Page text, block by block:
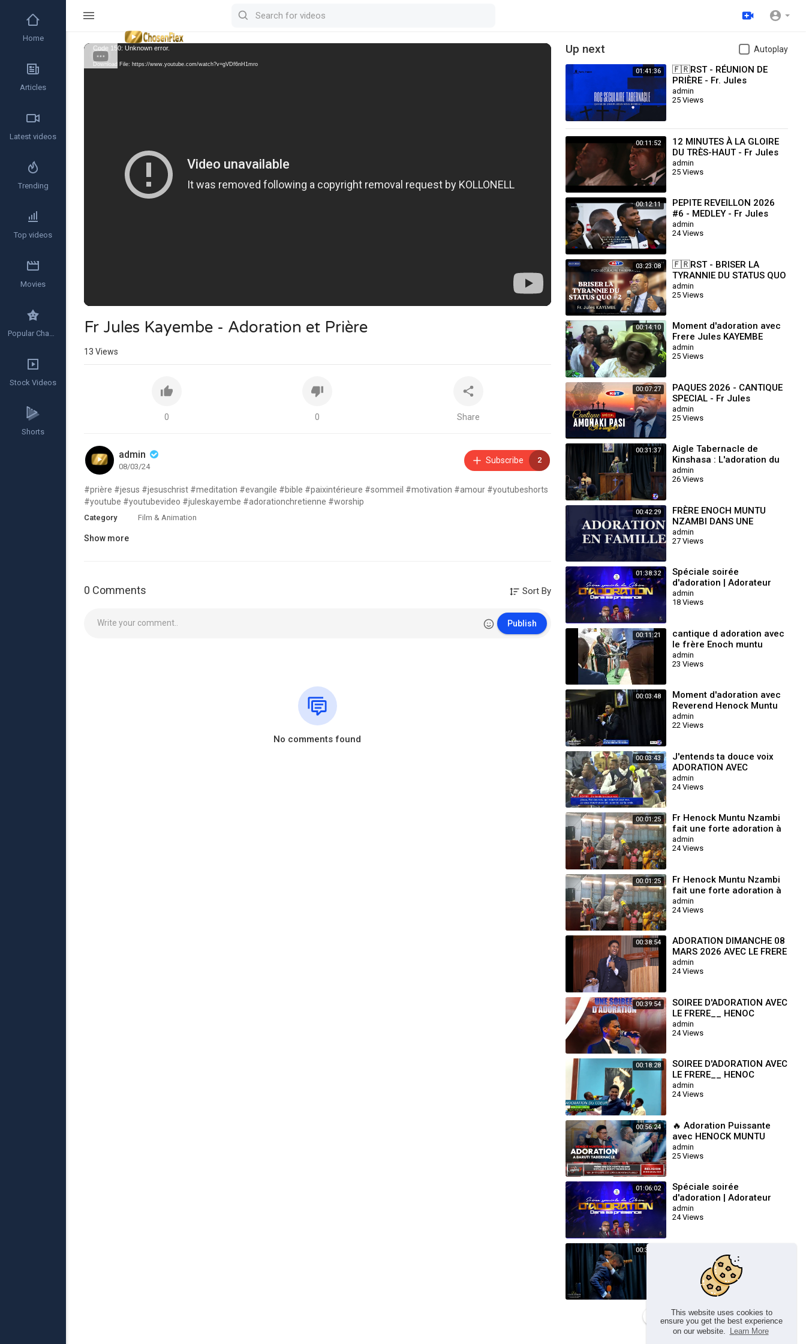
This website uses cookies to
ensure you get the best experience
on our website.
Learn More
Video
Player
Code 150: Unknown error.
Download File: https://www.youtube.com/watch?v=gVDf6nH1mro
Fr Jules Kayembe - Adoration et Prière
13 Views
0 0 Share
admin
08/03/24
Subscribe 2
#prière #jesus #jesuschrist #meditation #evangile #bible #paixintérieure #sommeil #motivation #amour #youtubeshorts
#youtube #youtubevideo #juleskayembe #adorationchretienne #worship
Category Film & Animation
Show more
0 Comments Sort By
Publish
No comments found
Up next Autoplay
01:41:36
🇫🇷RST - RÉUNION DE
PRIÈRE - Fr. Jules
KAYEMBE - MER.
29.10.2025
admin
25 Views
00:11:52
12 MINUTES À LA GLOIRE
DU TRÈS-HAUT - Fr Jules
KAYEMBE
admin
25 Views
00:12:11
PEPITE REVEILLON 2026
#6 - MEDLEY - Fr Jules
KAYEMBE
admin
24 Views
03:23:08
🇫🇷RST - BRISER LA
TYRANNIE DU STATUS QUO
#2 - Fr. Jules KAYEMBE -
DIM.26.07.2026
admin
25 Views
00:14:10
Moment d'adoration avec
Frere Jules KAYEMBE
admin
25 Views
00:07:27
PAQUES 2026 - CANTIQUE
SPECIAL - Fr Jules
KAYEMBE
admin
25 Views
00:31:37
Aigle Tabernacle de
Kinshasa : L'adoration du
dimanche 28 Septembre
2025 avec le Frère Seth
admin
26 Views
00:42:29
FRÈRE ENOCH MUNTU
NZAMBI DANS UNE
ADORATION EN FAMILLE.
admin
27 Views
01:38:32
Spéciale soirée
d'adoration | Adorateur
Henoc Muntu-Nzambi |
Dim 11 Janvier 2025
admin
18 Views
00:11:21
cantique d adoration avec
le frère Enoch muntu
zambie a pointe noire
rouge gorge tabernacle
admin
23 Views
00:03:48
Moment d'adoration avec
Reverend Henock Muntu
Nzambi
admin
22 Views
00:03:43
J'entends ta douce voix
ADORATION AVEC
Tabernacle chrétien de
kolwezi
admin
24 Views
00:01:25
Fr Henock Muntu Nzambi
fait une forte adoration à
l'ancienne mode Au
ZoroBabel tabernacle de K
admin
24 Views
00:01:25
Fr Henock Muntu Nzambi
fait une forte adoration à
l'ancienne mode Au
ZoroBabel tabernacle de K
admin
24 Views
00:38:54
ADORATION DIMANCHE 08
MARS 2026 AVEC LE FRERE
HENOCK MUTU NZAMBI ‪
admin
24 Views
00:39:54
SOIREE D'ADORATION AVEC
LE FRERE__ HENOC
MUNTU NZAMBI
admin
24 Views
00:18:28
SOIREE D'ADORATION AVEC
LE FRERE__ HENOC
MUNTU NZAMBI
admin
24 Views
00:56:24
🔥 Adoration Puissante
avec HENOCK MUNTU
NZAMBI au Baruti
Tabernacle | BONGISA
admin
25 Views
01:06:02
Spéciale soirée
d'adoration | Adorateur
Henoc Muntu-Nzambi |
Dim 11 Janvier 2025
admin
24 Views
00:34:44
d'adoration et louange du
dimanche 30 Novembre
26 Views
Load more
Home
Articles
Latest videos
Trending
Top videos
Movies
Popular Channels
Stock Videos
Shorts